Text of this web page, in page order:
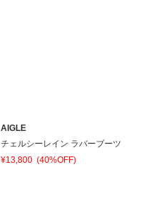
AIGLE
チェルシーレイン ラバーブーツ
¥13,800 (40%OFF)